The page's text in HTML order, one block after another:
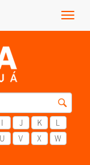
Menu
I J K
L
U V X
W